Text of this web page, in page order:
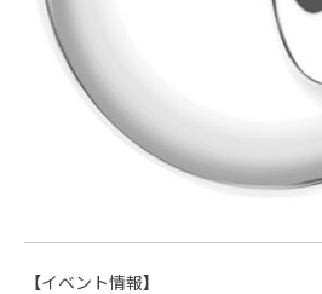
【イベント情報】